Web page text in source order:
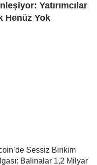
Yatırımcılar
Henüz Yok
Sessiz Birikim
Balinalar 1,2 Milyar